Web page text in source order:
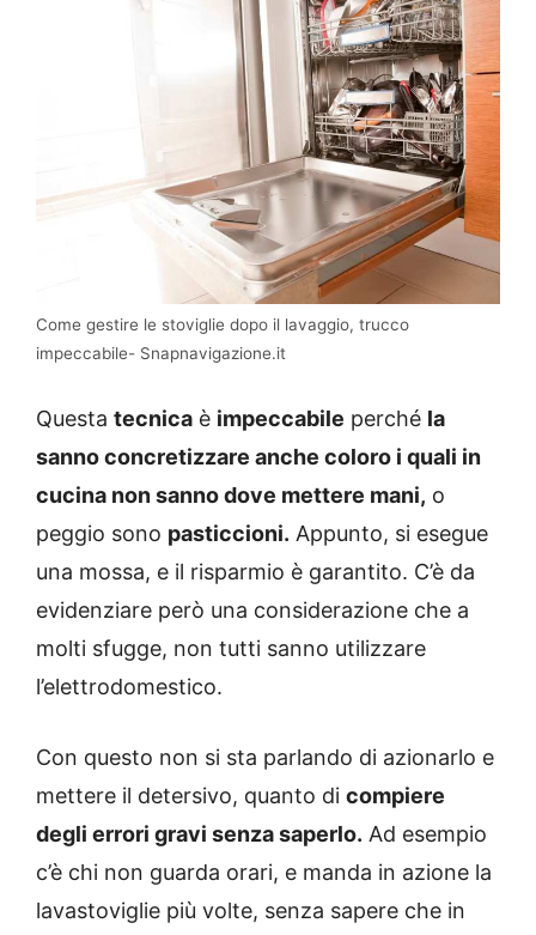
Come gestire le stoviglie dopo il lavaggio, trucco
impeccabile- Snapnavigazione.it
Questa tecnica è impeccabile perché la
sanno concretizzare anche coloro i quali in
cucina non sanno dove mettere mani, o
peggio sono pasticcioni. Appunto, si esegue
una mossa, e il risparmio è garantito. C’è da
evidenziare però una considerazione che a
molti sfugge, non tutti sanno utilizzare
l’elettrodomestico.
Con questo non si sta parlando di azionarlo e
mettere il detersivo, quanto di compiere
degli errori gravi senza saperlo. Ad esempio
c’è chi non guarda orari, e manda in azione la
lavastoviglie più volte, senza sapere che in